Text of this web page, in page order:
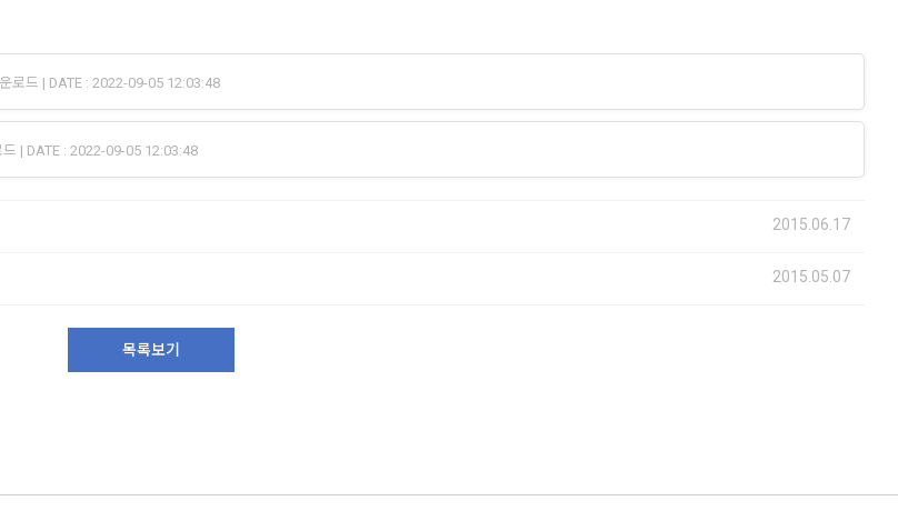
로드 | DATE : 2022-09-05 12:03:48
| DATE : 2022-09-05 12:03:48
2015.06.17
2015.05.07
목록보기